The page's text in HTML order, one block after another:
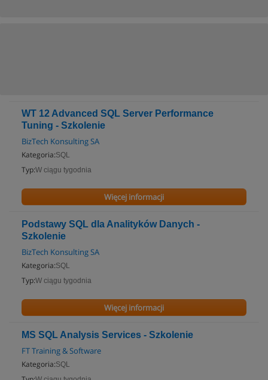
WT 12 Advanced SQL Server Performance
Tuning - Szkolenie
BizTech Konsulting SA
Kategoria:SQL
Typ:W ciągu tygodnia
Więcej informacji
Podstawy SQL dla Analityków Danych -
Szkolenie
BizTech Konsulting SA
Kategoria:SQL
Typ:W ciągu tygodnia
Więcej informacji
MS SQL Analysis Services - Szkolenie
FT Training & Software
Kategoria:SQL